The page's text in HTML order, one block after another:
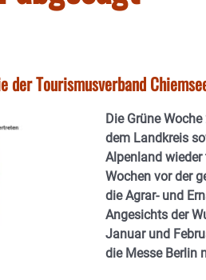
der Tourismusverband
Die Grüne
dem Landkreis
Alpenland
Wochen vor der
die Agrar- und
Angesichts der
Januar und
die Messe Berlin